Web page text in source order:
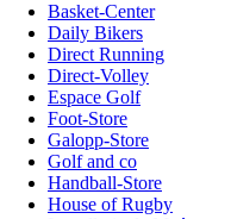
Basket-Center
Daily Bikers
Direct Running
Direct-Volley
Espace Golf
Foot-Store
Galopp-Store
Golf and co
Handball-Store
House of Rugby